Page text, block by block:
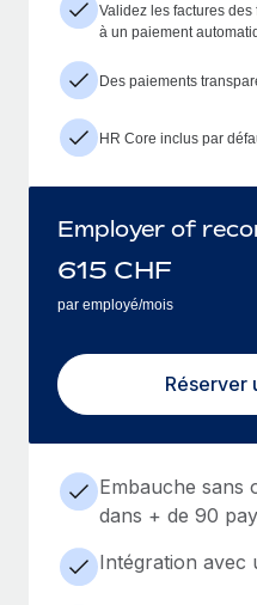
Validez les factures
à un paiement
Des paiements
HR Core inclus par
Employer of
615 CHF
par employé/mois
Réserver
Embauche sans
dans + de 90
Intégration avec